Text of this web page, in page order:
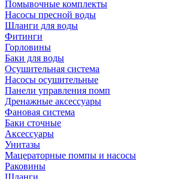
Помывочные комплекты
Насосы пресной воды
Шланги для воды
Фитинги
Горловины
Баки для воды
Осушительная система
Насосы осушительные
Панели управления помп
Дренажные аксессуары
Фановая система
Баки сточные
Аксессуары
Унитазы
Мацераторные помпы и насосы
Раковины
Шланги